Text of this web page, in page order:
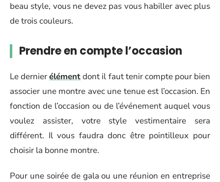
beau style, vous ne devez pas vous habiller avec plus
de trois couleurs.
Prendre en compte l’occasion
Le dernierélémentdont il faut tenir compte pour bien
associer une montre avec une tenue est l’occasion. En
fonction de l’occasion ou de l’événement auquel vous
voulez assister, votre style vestimentaire sera
différent. Il vous faudra donc être pointilleux pour
choisir la bonne montre.
Pour une soirée de gala ou une réunion en entreprise